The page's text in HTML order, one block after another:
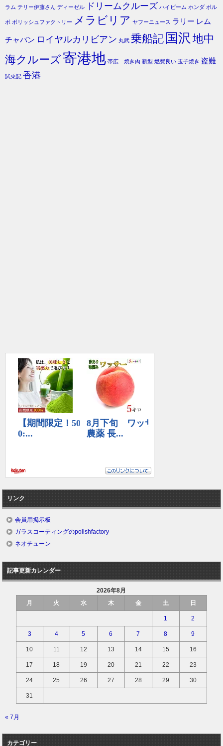
ラム テリー伊藤さん ディーゼル ドリームクルーズ ハイビーム ホンダ ボル
ボ ポリッシュファクトリー メラビリア ヤフーニュース ラリー レム
チャバン ロイヤルカリビアン 丸武 乗船記 国沢 地中
海クルーズ寄港地 帯広 焼き肉 新型 燃費良い 玉子焼き 盗難
試乗記 香港
リンク
会員用掲示板
ガラスコーティングのpolishfactory
ネオチューン
記事更新カレンダー
2026年8月
月
火 水 木 金 土 日
1 2
3 4 5 6 7 8 9
10 11 12 13 14 15 16
17 18 19 20 21 22 23
24 25 26 27 28 29 30
31
« 7月
カテゴリー